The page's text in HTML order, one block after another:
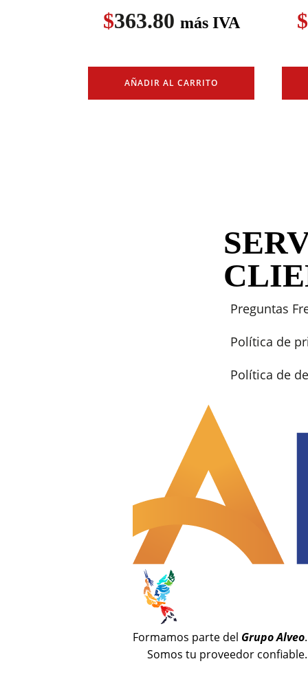
$363.80 más IVA
AÑADIR AL CARRITO
$
Preguntas
Política de
Política de
Formamos parte del Grupo Alveo.
Somos tu proveedor confiable.